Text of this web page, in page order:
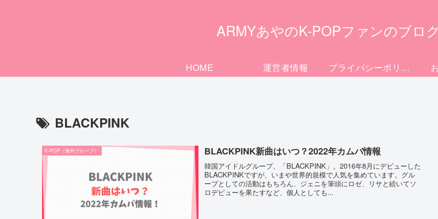
ARMYあやのK-POPファンのブロ
HOME 運営者情報 プライバシーポリシー
BLACKPINK
K-POP（海外グループ） BLACKPINK新曲はいつ？2022年カムバ情報
韓国アイドルグループ、「BLACKPINK」。2016年8月にデビューした
BLACKPINKですが、いまや世界的規模で人気を集めています。グル
ープとしての活動はもちろん、ジェニを筆頭にロゼ、リサと続いてソ
ロデビューを果たすなど、個人としても...